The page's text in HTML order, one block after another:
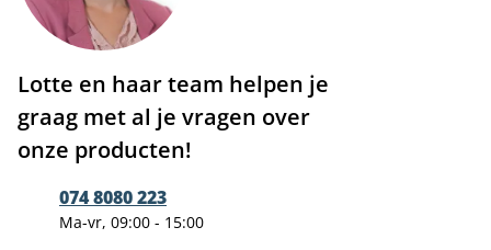
Lotte en haar team helpen je
graag met al je vragen over
onze producten!
074 8080 223
Ma-vr, 09:00 - 15:00